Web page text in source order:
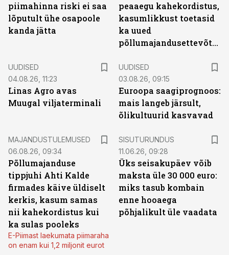
piimahinna riski ei saa
lõputult ühe osapoole
kanda jätta
peaaegu kahekordistus,
kasumlikkust toetasid
ka uued
põllumajandusettevõtted
UUDISED
04.08.26, 11:23
Linas Agro avas
Muugal viljaterminali
UUDISED
03.08.26, 09:15
Euroopa saagiprognoos:
mais langeb järsult,
õlikultuurid kasvavad
MAJANDUSTULEMUSED
06.08.26, 09:34
Põllumajanduse
tippjuhi Ahti Kalde
firmades käive üldiselt
kerkis, kasum samas
nii kahekordistus kui
ka sulas pooleks
E-Piimast laekumata piimaraha
on enam kui 1,2 miljonit eurot
SISUTURUNDUS
11.06.26, 09:28
Üks seisakupäev võib
maksta üle 30 000 euro:
miks tasub kombain
enne hooaega
põhjalikult üle vaadata